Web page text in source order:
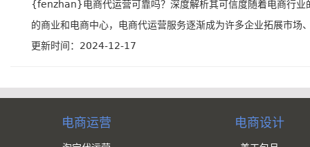
{fenzhan}电商代运营可靠吗？深度解析其可信度随着电商行
的商业和电商中心，电商代运营服务逐渐成为许多企业拓展市场
更新时间：2024-12-17
电商运营 电商设计